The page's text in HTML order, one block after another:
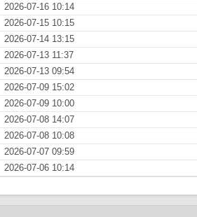
2026-07-16 10:14
2026-07-15 10:15
2026-07-14 13:15
2026-07-13 11:37
2026-07-13 09:54
2026-07-09 15:02
2026-07-09 10:00
2026-07-08 14:07
2026-07-08 10:08
2026-07-07 09:59
2026-07-06 10:14